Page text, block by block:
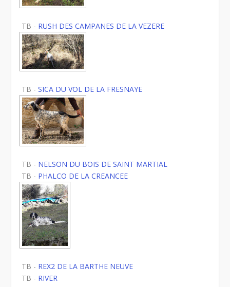
TB - RUSH DES CAMPANES DE LA VEZERE
TB -SICA DU VOL DE LA FRESNAYE
TB - NELSON DU BOIS DE SAINT MARTIAL
TB - PHALCO DE LA CREANCEE
TB - REX2 DE LA BARTHE NEUVE
TB - RIVER